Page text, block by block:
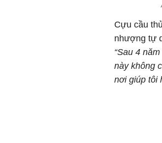
Cựu cầu
nhượng tự
“Sau 4
này không
nơi giúp tôi